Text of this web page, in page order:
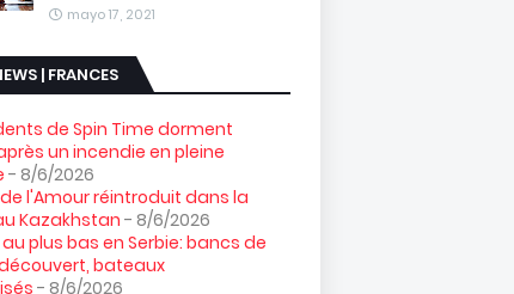
mayo 17, 2021
| FRANCES
de Spin Time dorment
un incendie en pleine
- 8/6/2026
l'Amour réintroduit dans la
Kazakhstan - 8/6/2026
plus bas en Serbie: bancs de
bateaux
- 8/6/2026